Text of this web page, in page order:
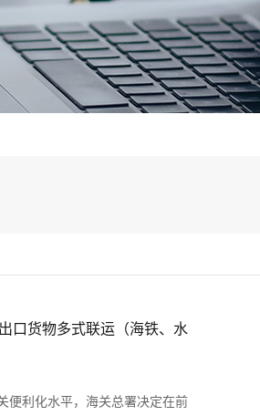
口货物多式联运（海铁、水
便利化水平，海关总署决定在前